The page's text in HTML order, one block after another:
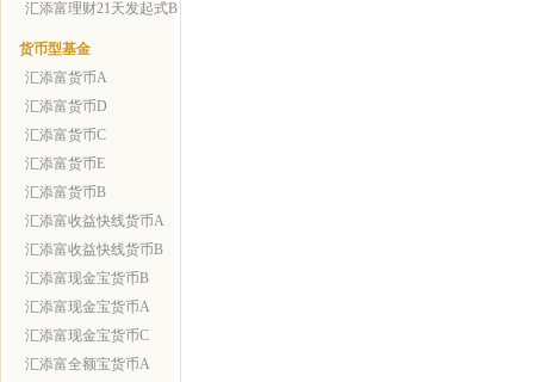
汇添富理财21天发起式B
货币型基金
汇添富货币A
汇添富货币D
汇添富货币C
汇添富货币E
汇添富货币B
汇添富收益快线货币A
汇添富收益快线货币B
汇添富现金宝货币B
汇添富现金宝货币A
汇添富现金宝货币C
汇添富全额宝货币A